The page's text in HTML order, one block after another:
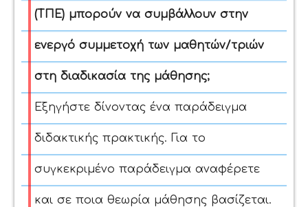
(ΤΠΕ) μπορούν να συμβάλλουν στην
ενεργό συμμετοχή των μαθητών/τριών
στη διαδικασία της μάθησης;
Εξηγήστε δίνοντας ένα παράδειγμα
διδακτικής πρακτικής. Για το
συγκεκριμένο παράδειγμα αναφέρετε
και σε ποια θεωρία μάθησης βασίζεται.